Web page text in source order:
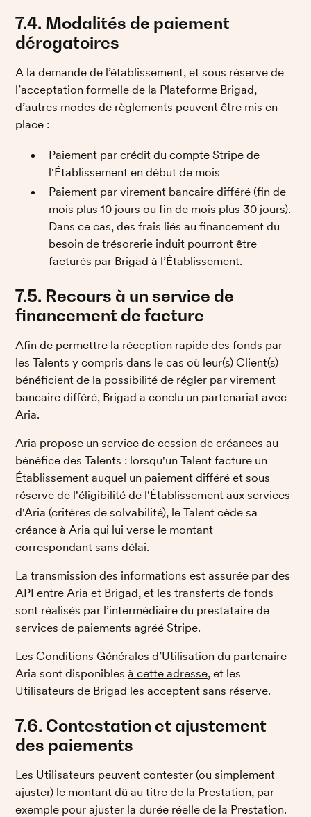
7.4. Modalités de paiement
dérogatoires
A la demande de l’établissement, et sous réserve de
l’acceptation formelle de la Plateforme Brigad,
d’autres modes de règlements peuvent être mis en
place :
Paiement par crédit du compte Stripe de
l'Établissement en début de mois
Paiement par virement bancaire différé (fin de
mois plus 10 jours ou fin de mois plus 30 jours).
Dans ce cas, des frais liés au financement du
besoin de trésorerie induit pourront être
facturés par Brigad à l’Établissement.
7.5. Recours à un service de
financement de facture
Afin de permettre la réception rapide des fonds par
les Talents y compris dans le cas où leur(s) Client(s)
bénéficient de la possibilité de régler par virement
bancaire différé, Brigad a conclu un partenariat avec
Aria.
Aria propose un service de cession de créances au
bénéfice des Talents : lorsqu'un Talent facture un
Établissement auquel un paiement différé et sous
réserve de l'éligibilité de l'Établissement aux services
d'Aria (critères de solvabilité), le Talent cède sa
créance à Aria qui lui verse le montant
correspondant sans délai.
La transmission des informations est assurée par des
API entre Aria et Brigad, et les transferts de fonds
sont réalisés par l’intermédiaire du prestataire de
services de paiements agréé Stripe.
Les Conditions Générales d’Utilisation du partenaire
Aria sont disponibles à cette adresse, et les
Utilisateurs de Brigad les acceptent sans réserve.
7.6. Contestation et ajustement
des paiements
Les Utilisateurs peuvent contester (ou simplement
ajuster) le montant dû au titre de la Prestation, par
exemple pour ajuster la durée réelle de la Prestation.